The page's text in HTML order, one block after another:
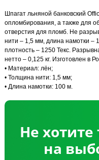
Шпагат льняной банковский
опломбирования, а также для
отверстия для пломб. Не
нити – 1,5 мм, длина намотки –
плотность – 1250 Текс.
нетто – 0,125 кг. Изготовлен в
• Материал: лён;
• Толщина нити: 1,5 мм;
• Длина намотки: 100 м.
Не
на